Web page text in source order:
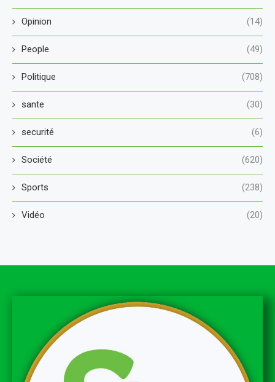
Opinion (14)
People (49)
Politique (708)
sante (30)
securité (6)
Société (620)
Sports (238)
Vidéo (20)